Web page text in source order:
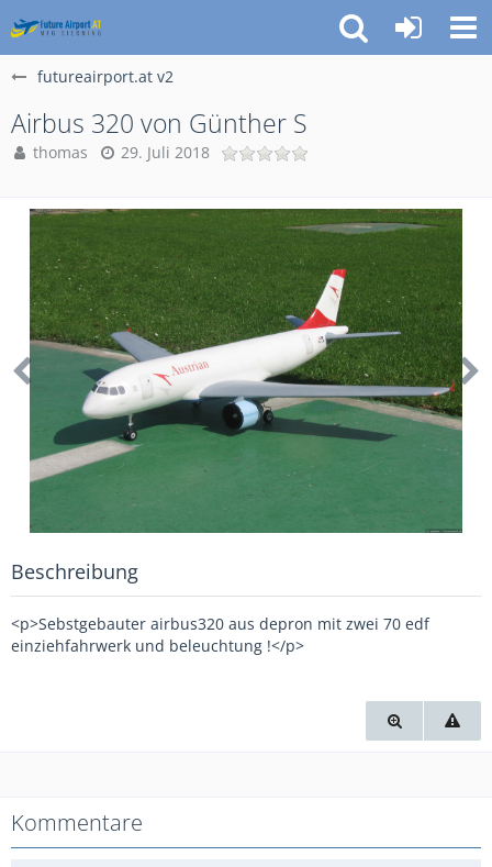
futureairport.at v2
Airbus 320 von Günther S
thomas 29. Juli 2018
Beschreibung
<p>Sebstgebauter airbus320 aus depron mit zwei 70 edf
einziehfahrwerk und beleuchtung !</p>
Kommentare